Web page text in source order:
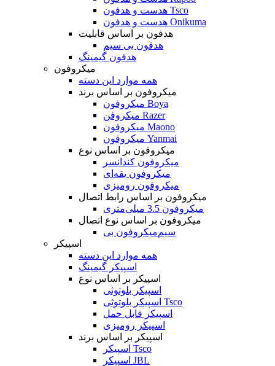
هدست و هدفون Tsco
هدست و هدفون Onikuma
هدفون بر اساس قابلیت
هدفون بی سیم
هدفون گیمینگ
میکروفون
همه موارد این دسته
میکروفون بر اساس برند
میکروفون Boya
میکروفن Razer
میکروفون Maono
میکروفون Yanmai
میکروفون بر اساس نوع
میکروفون کندانسر
میکروفون یقه‌ای
میکروفون رومیزی
میکروفون بر اساس رابط اتصال
میکروفون 3.5 میلی‌متری
میکروفون بر اساس نوع اتصال
میکروفون بی‌‎سیم
اسپیکر
همه موارد این دسته
اسپیکر گیمینگ
اسپیکر بر اساس نوع
اسپیکر بلوتوثی
اسپیکر بلوتوثی Tsco
اسپیکر قابل حمل
اسپیکر رومیزی
اسپیکر بر اساس برند
اسپیکر Tsco
اسپیکر JBL